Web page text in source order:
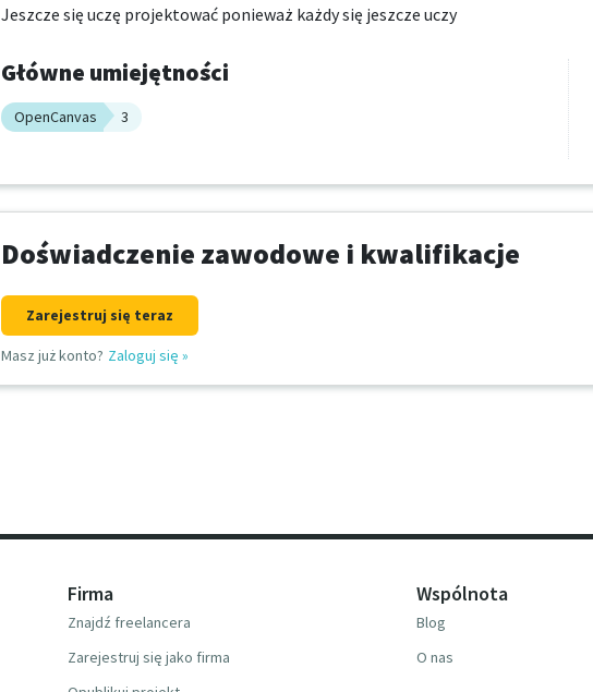
Jeszcze się uczę projektować ponieważ każdy się jeszcze uczy
Główne umiejętności
OpenCanvas 3
Doświadczenie zawodowe i kwalifikacje
Zarejestruj się teraz
Masz już konto? Zaloguj się »
Firma
Znajdź freelancera
Zarejestruj się jako firma
Wspólnota
Blog
O nas